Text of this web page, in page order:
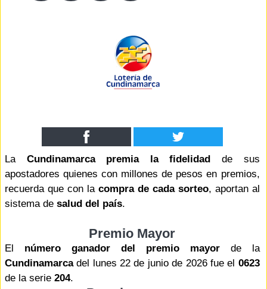
La Cundinamarca premia la fidelidad de sus
apostadores quienes con millones de pesos en premios,
recuerda que con la compra de cada sorteo, aportan al
sistema de salud del país.
Premio Mayor
El número ganador del premio mayorde la
Cundinamarcadel lunes 22 de junio de 2026 fue el 0623
de la serie 204.